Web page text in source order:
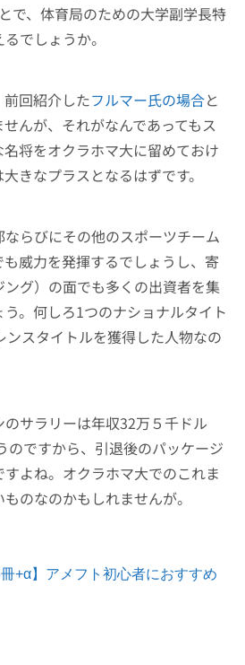
で、体育局のための大学副学長特
でしょうか。
回紹介したフルマー氏の場合と
んが、それがなんであってもス
名将をオクラホマ大に留めておけ
きなプラスとなるはずです。
らびにその他のスポーツチーム
威力を発揮するでしょうし、寄
グ）の面でも多くの出資者を集
。何しろ1つのナショナルタイト
ンスタイトルを獲得した人物なの
サラリーは年収32万５千ドル
のですから、引退後のパッケージ
よね。オクラホマ大でのこれま
のなのかもしれませんが。
冊+α】アメフト初心者におすすめ